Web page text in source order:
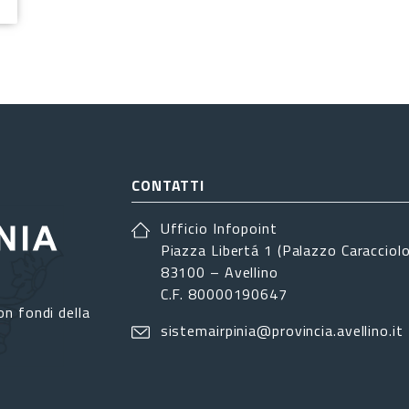
fondi della
CONTATTI
Ufficio Infopoint
Piazza Libertá 1 (Palazzo
83100 – Avellino
C.F. 80000190647
sistemairpinia@provincia.avellino.it